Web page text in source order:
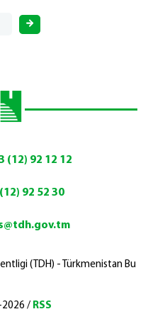
(12) 92 12 12
92 52 30
(TDH) - Türkmenistan Bu
/ RSS